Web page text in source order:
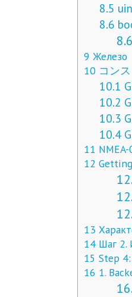
8.5
8.6
9 Железо
10 コン
10.1
10.2
10.3
10.4
11
12
13
14 Шаг 2.
15 Step
16 1.